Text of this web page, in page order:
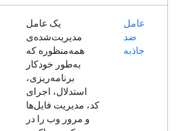
عامل
ضد
جاذبه
یک عامل
مدیریت‌شده‌ی
همه‌منظوره که
به‌طور خودکار
برنامه‌ریزی،
استدلال، اجرای
کد، مدیریت فایل‌ها
و مرور وب را در